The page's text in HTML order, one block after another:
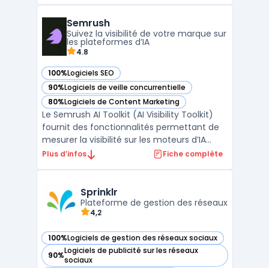
l'analyse des réseaux sociaux, la mesure
des senti ...
Semrush
Suivez la visibilité de votre marque sur
les plateformes d’IA
4.8
100%Logiciels SEO
— voir Semrush dans cette catégorie
90%Logiciels de veille concurrentielle
— voir Semrush dans cette catégorie
80%Logiciels de Content Marketing
— voir Semrush dans cette catégorie
Le Semrush AI Toolkit (AI Visibility Toolkit)
fournit des fonctionnalités permettant de
mesurer la visibilité sur les moteurs d’IA
générative tels que ChatGPT ou Google
par IA, modifiant les méthodes courantes
d’analy ...
Plus d’infos Fiche complète
Sprinklr
Plateforme de gestion des réseaux
4,2
100%Logiciels de gestion des réseaux sociaux
— voir Sprinklr dans cette catégorie
90%Logiciels de publicité sur les réseaux
sociaux
— voir Sprinklr dans cette catégorie